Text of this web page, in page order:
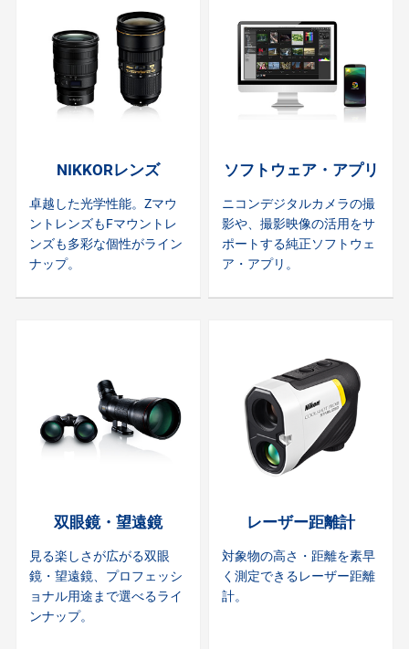
NIKKORレンズ
卓越した光学性能。Zマウ
ントレンズもFマウントレ
ンズも多彩な個性がライン
ナップ。
ソフトウェア・アプリ
ニコンデジタルカメラの撮
影や、撮影映像の活用をサ
ポートする純正ソフトウェ
ア・アプリ。
双眼鏡・望遠鏡
見る楽しさが広がる双眼
鏡・望遠鏡、プロフェッシ
ョナル用途まで選べるライ
ンナップ。
レーザー距離計
対象物の高さ・距離を素早
く測定できるレーザー距離
計。